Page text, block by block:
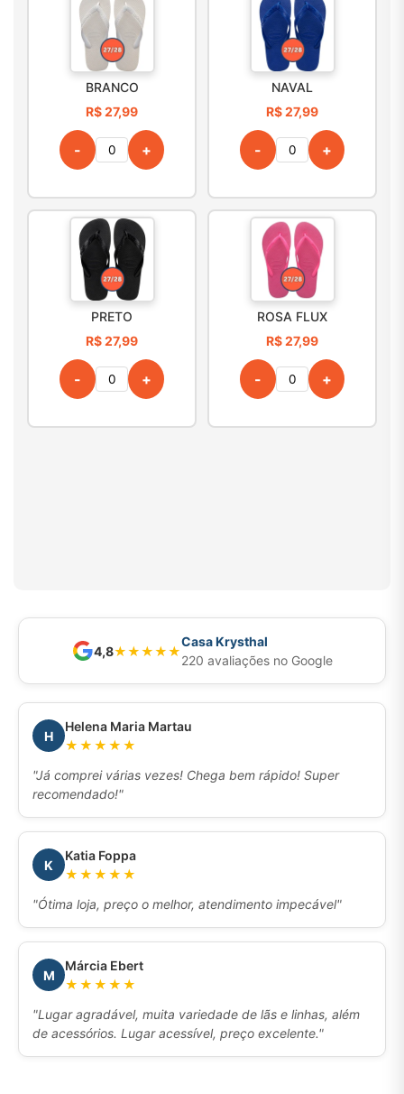
BRANCO
R$ 27,99
- +
NAVAL
R$ 27,99
- +
PRETO
R$ 27,99
- +
ROSA FLUX
R$ 27,99
- +
4,8★★★★★
Casa Krysthal
220 avaliações no Google
H
Helena Maria Martau
★★★★★
"Já comprei várias vezes! Chega bem rápido! Super
recomendado!"
K
Katia Foppa
★★★★★
"Ótima loja, preço o melhor, atendimento impecável"
M
Márcia Ebert
★★★★★
"Lugar agradável, muita variedade de lãs e linhas, além
de acessórios. Lugar acessível, preço excelente."